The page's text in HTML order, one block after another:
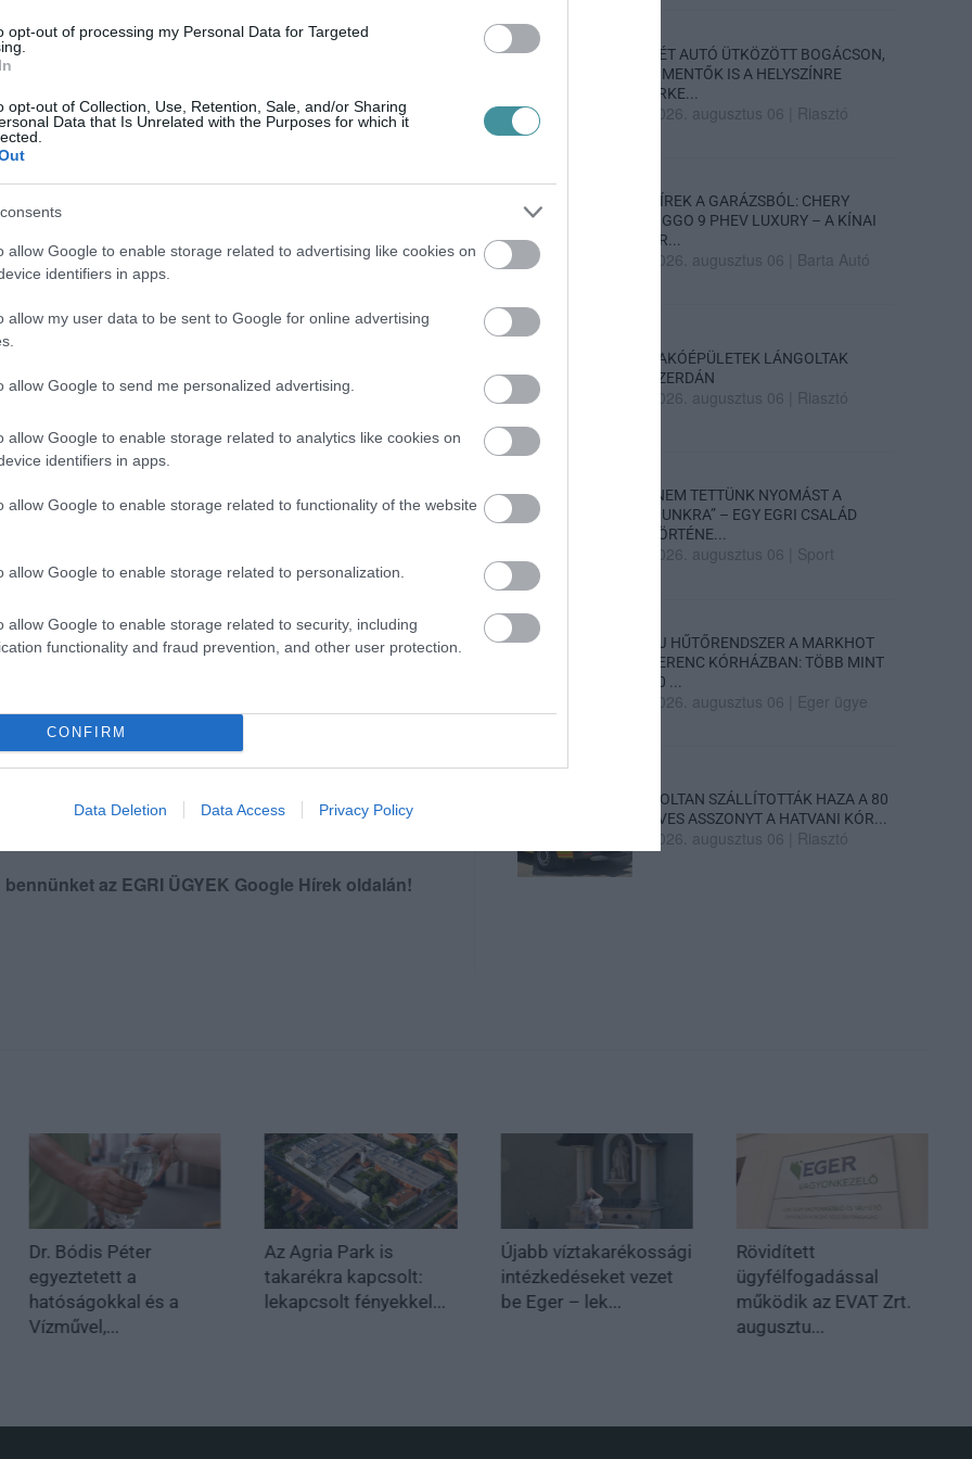
opt-out of processing my Personal Data for Targeted
opt-out of Collection, Use, Retention, Sale, and/or Sharing
Data that Is Unrelated with the Purposes for which it
allow Google to enable storage related to advertising like cookies on
identifiers in apps.
allow my user data to be sent to Google for online advertising
allow Google to send me personalized advertising.
allow Google to enable storage related to analytics like cookies on
identifiers in apps.
allow Google to enable storage related to functionality of the website
allow Google to enable storage related to personalization.
allow Google to enable storage related to security, including
functionality and fraud prevention, and other user protection.
CONFIRM
Data Deletion Data Access Privacy Policy
cég a gázt 2023. október elsejéig, a
kapja.
stratégiai hiba lenne, ha megvalósulna
ítéletként érinthetné a vizes sportágakat
fogalmazott:
Termál Kft.-vel állunk közvetlen
kérdésekben. Nyilván felkészülünk
hogy amennyiben megvalósul a
egri vizes sportok megszűnését
Ádám pénteken Minczér Gábor
hogyválságkezelő javaslatcsomagot
a legtöbbet fogyasztó városi
és a Bitskey uszodát is.
is élesen bírálta,megsemmisítő erejű
ellen, amelyeket többek között
az EGRI ÜGYEK Google Hírek oldalán!
KÉT AUTÓ ÜTKÖZÖTT BOGÁCSON,
A MENTŐK IS A HELYSZÍNRE
ÉRKE...
2026. augusztus 06 Riasztó
HÍREK A GARÁZSBÓL: CHERY
TIGGO 9 PHEV LUXURY – A KÍNAI
PR...
2026. augusztus 06 Barta Autó
LAKÓÉPÜLETEK LÁNGOLTAK
SZERDÁN
2026. augusztus 06 Riasztó
„NEM TETTÜNK NYOMÁST A
FIUNKRA” – EGY EGRI CSALÁD
TÖRTÉNE...
2026. augusztus 06 Sport
ÚJ HŰTŐRENDSZER A MARKHOT
FERENC KÓRHÁZBAN: TÖBB MINT
70 ...
2026. augusztus 06 Eger ügye
HOLTAN SZÁLLÍTOTTÁK HAZA A 80
ÉVES ASSZONYT A HATVANI KÓR...
2026. augusztus 06 Riasztó
Dr. Bódis Péter
egyeztetett a
hatóságokkal és a
Vízművel,...
Az Agria Park is
takarékra kapcsolt:
lekapcsolt fényekkel...
Újabb víztakarékossági
intézkedéseket vezet
be Eger – lek...
Rövidített
ügyfélfogadással
működik az EVAT Zrt.
augusztu...